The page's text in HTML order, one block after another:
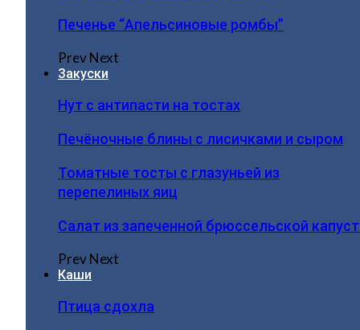
Печенье “Апельсиновые ромбы”
PrevNext
Закуски
Нут с антипасти на тостах
Печёночные блины с лисичками и сыром
Томатные тосты с глазуньей из
перепелиных яиц
Салат из запеченной брюссельской
PrevNext
Каши
Птица сдохла